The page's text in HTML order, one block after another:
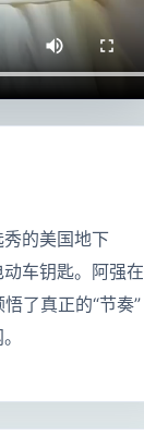
的美国地下
车钥匙。阿强在
了真正的“节奏”